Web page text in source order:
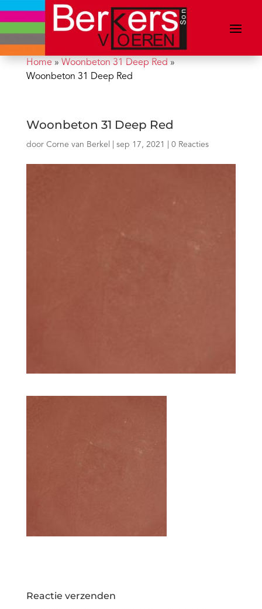
Home» Woonbeton 31 Deep Red »
Woonbeton 31 Deep Red
Woonbeton 31 Deep Red
door Corne van Berkel sep 17, 2021 0 Reacties
Reactie verzenden